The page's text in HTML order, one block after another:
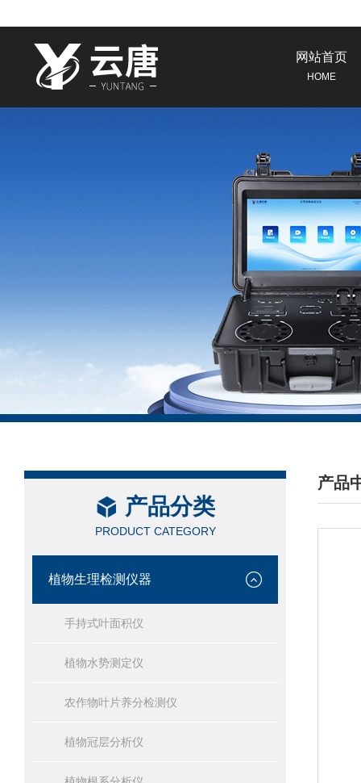
网站首页
HOME
产品分类
PRODUCT CATEGORY
植物生理检测仪器
手持式叶面积仪
植物水势测定仪
农作物叶片养分检测仪
植物冠层分析仪
产品
/